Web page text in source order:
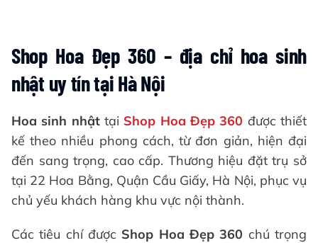
Shop Hoa Đẹp 360 – địa chỉ hoa sinh
nhật uy tín tại Hà Nội
Hoa sinh nhật tại Shop Hoa Đẹp 360 được thiết
kế theo nhiều phong cách, từ đơn giản, hiện đại
đến sang trọng, cao cấp. Thương hiệu đặt trụ sở
tại 22 Hoa Bằng, Quận Cầu Giấy, Hà Nội, phục vụ
chủ yếu khách hàng khu vực nội thành.
Các tiêu chí được Shop Hoa Đẹp 360 chú trọng